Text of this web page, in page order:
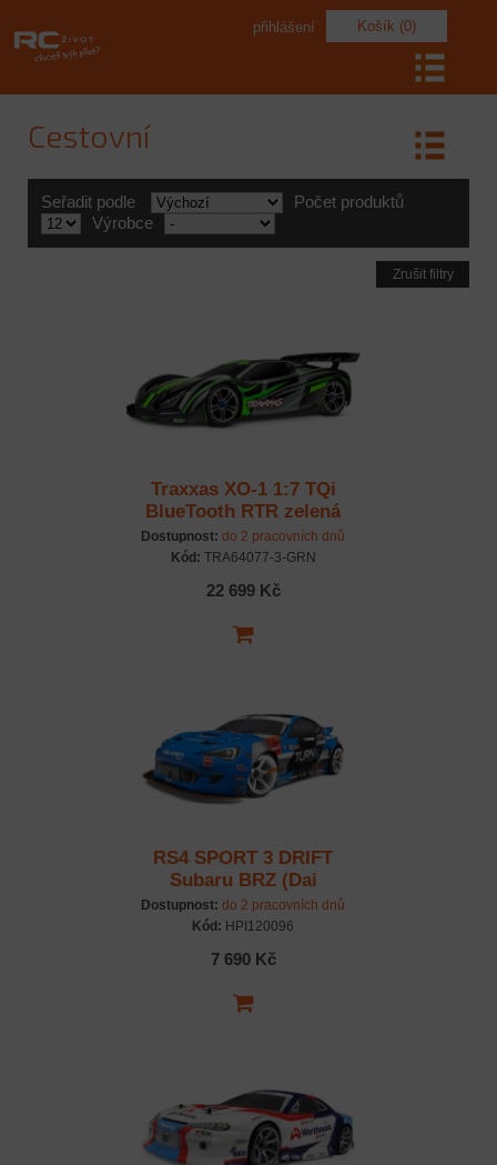
Košík (0)
přihlášení
Cestovní
Seřadit podle
Počet produktů
Výrobce
Zrušit filtry
Traxxas XO-1 1:7 TQi
BlueTooth RTR zelená
Dostupnost: do 2 pracovních dnů
Kód: TRA64077-3-GRN
22 699 Kč
RS4 SPORT 3 DRIFT
Subaru BRZ (Dai
Yoshihara) RTR set
Dostupnost: do 2 pracovních dnů
Kód: HPI120096
7 690 Kč